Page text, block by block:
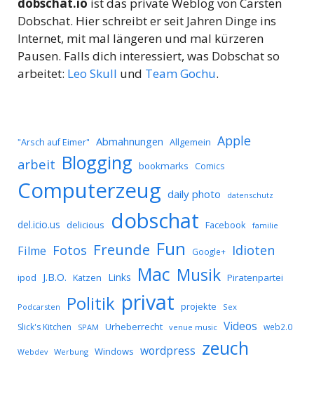
Dobschat. Hier schreibt er seit Jahren Dinge ins
Internet, mit mal längeren und mal kürzeren
Pausen. Falls dich interessiert, was Dobschat so
arbeitet: Leo Skull und Team Gochu.
"Arsch auf Eimer" Abmahnungen Allgemein Apple
arbeit Blogging bookmarks Comics
Computerzeug daily photo datenschutz
del.icio.us delicious dobschat Facebook familie
Filme Fotos Freunde Fun Google+ Idioten
ipod J.B.O. Katzen Links Mac Musik Piratenpartei
Podcarsten Politik privat projekte Sex
Slick's Kitchen SPAM Urheberrecht venue music Videos web2.0
Webdev Werbung Windows wordpress zeuch